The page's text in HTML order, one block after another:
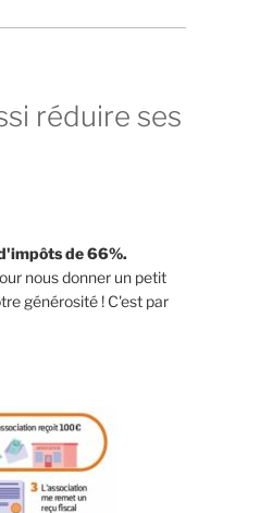
réduire ses
de 66%.
nous donner un petit
générosité ! C'est par